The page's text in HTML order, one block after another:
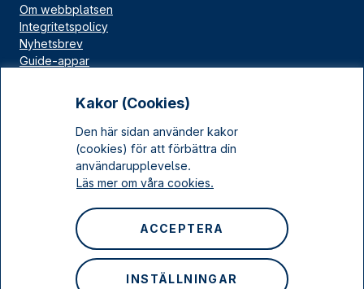
Kakor (Cookies)
Den här sidan använder kakor
(cookies) för att förbättra din
användarupplevelse.
Läs mer om våra cookies.
INSTÄLLNINGAR
ACCEPTERA
Om webbplatsen
Integritetspolicy
Nyhetsbrev
Guide-appar
Kulturarv Stockholm
Sociala medier
Instagram
LinkedIn
YouTube